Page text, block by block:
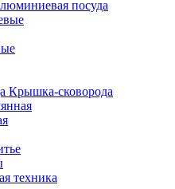
посуда
Крышка-сковорода
техника